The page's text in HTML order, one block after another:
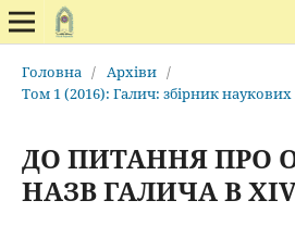
Головна / Архіви /
Том 1 (2016): Галич: збірник
ДО ПИТАННЯ ПРО
НАЗВ ГАЛИЧА В